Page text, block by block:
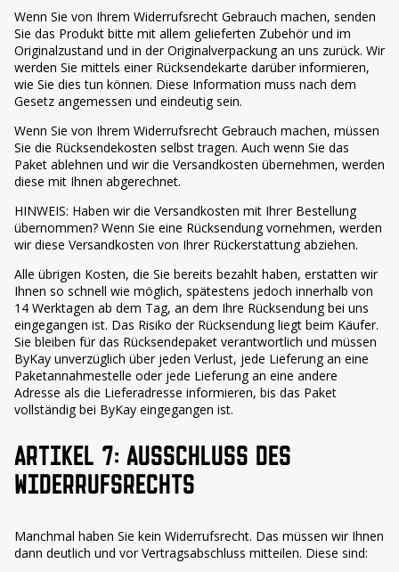
Wenn Sie von Ihrem Widerrufsrecht Gebrauch machen, senden
Sie das Produkt bitte mit allem gelieferten Zubehör und im
Originalzustand und in der Originalverpackung an uns zurück. Wir
werden Sie mittels einer Rücksendekarte darüber informieren,
wie Sie dies tun können. Diese Information muss nach dem
Gesetz angemessen und eindeutig sein.
Wenn Sie von Ihrem Widerrufsrecht Gebrauch machen, müssen
Sie die Rücksendekosten selbst tragen. Auch wenn Sie das
Paket ablehnen und wir die Versandkosten übernehmen, werden
diese mit Ihnen abgerechnet.
HINWEIS: Haben wir die Versandkosten mit Ihrer Bestellung
übernommen? Wenn Sie eine Rücksendung vornehmen, werden
wir diese Versandkosten von Ihrer Rückerstattung abziehen.
Alle übrigen Kosten, die Sie bereits bezahlt haben, erstatten wir
Ihnen so schnell wie möglich, spätestens jedoch innerhalb von
14 Werktagen ab dem Tag, an dem Ihre Rücksendung bei uns
eingegangen ist. Das Risiko der Rücksendung liegt beim Käufer.
Sie bleiben für das Rücksendepaket verantwortlich und müssen
ByKay unverzüglich über jeden Verlust, jede Lieferung an eine
Paketannahmestelle oder jede Lieferung an eine andere
Adresse als die Lieferadresse informieren, bis das Paket
vollständig bei ByKay eingegangen ist.
ARTIKEL 7: AUSSCHLUSS DES
WIDERRUFSRECHTS
Manchmal haben Sie kein Widerrufsrecht. Das müssen wir Ihnen
dann deutlich und vor Vertragsabschluss mitteilen. Diese sind: